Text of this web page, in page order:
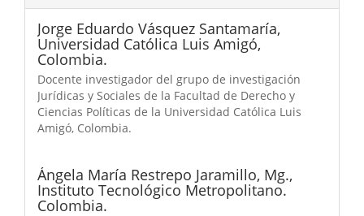
Jorge Eduardo Vásquez Santamaría,
Universidad Católica Luis Amigó,
Colombia.
Docente investigador del grupo de investigación
Jurídicas y Sociales de la Facultad de Derecho y
Ciencias Políticas de la Universidad Católica Luis
Amigó, Colombia.
Ángela María Restrepo Jaramillo, Mg.,
Instituto Tecnológico Metropolitano.
Colombia.